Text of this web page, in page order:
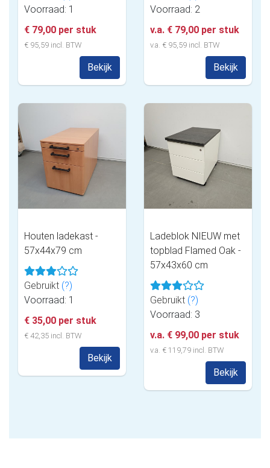
Voorraad: 1
€ 79,00 per stuk
€ 95,59 incl. BTW
Bekijk
Voorraad: 2
v.a. € 79,00 per stuk
v.a. € 95,59 incl. BTW
Bekijk
Houten ladekast -
57x44x79 cm
Gebruikt (?)
Voorraad: 1
€ 35,00 per stuk
€ 42,35 incl. BTW
Bekijk
Ladeblok NIEUW met
topblad Flamed Oak -
57x43x60 cm
Gebruikt (?)
Voorraad: 3
v.a. € 99,00 per stuk
v.a. € 119,79 incl. BTW
Bekijk